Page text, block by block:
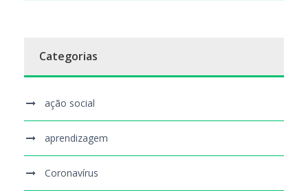
Categorias
ação social
aprendizagem
Coronavírus